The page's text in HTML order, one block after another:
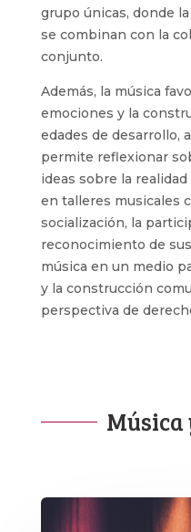
grupo únicas, donde
se combinan con la
conjunto.
Además, la música
emociones y la
edades de desarrollo,
permite reflexionar
ideas sobre la
en talleres musicales
socialización, la
reconocimiento de
música en un medio
y la construcción
perspectiva de
Música